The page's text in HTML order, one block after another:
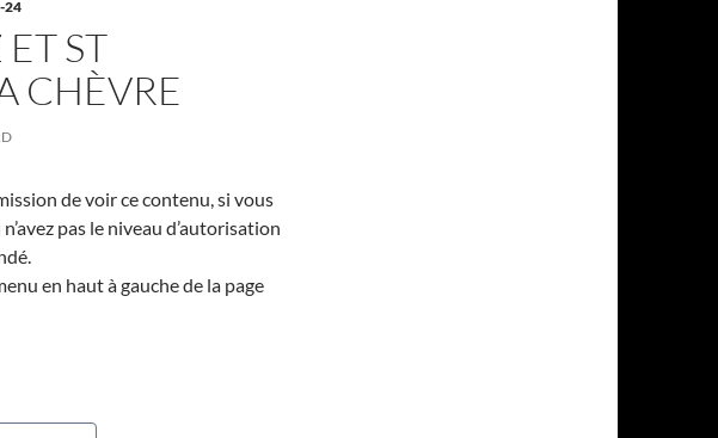
24
ST
CHÈVRE
de voir ce contenu, si vous
pas le niveau d’autorisation
en haut à gauche de la page